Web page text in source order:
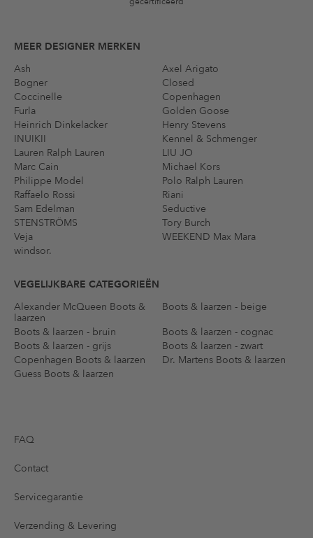
MEER DESIGNER MERKEN
Ash
Axel Arigato
Bogner
Closed
Coccinelle
Copenhagen
Furla
Golden Goose
Heinrich Dinkelacker
Henry Stevens
INUIKII
Kennel & Schmenger
Lauren Ralph Lauren
LIU JO
Marc Cain
Michael Kors
Philippe Model
Polo Ralph Lauren
Raffaelo Rossi
Riani
Sam Edelman
Seductive
STENSTRÖMS
Tory Burch
Veja
WEEKEND Max Mara
windsor.
VEGELIJKBARE CATEGORIEËN
Alexander McQueen Boots &
laarzen
Boots & laarzen - beige
Boots & laarzen - bruin
Boots & laarzen - cognac
Boots & laarzen - grijs
Boots & laarzen - zwart
Copenhagen Boots & laarzen
Dr. Martens Boots & laarzen
Guess Boots & laarzen
FAQ
Contact
Servicegarantie
Verzending & Levering